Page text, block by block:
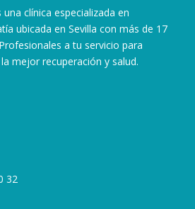
clínica especializada en
ubicada en Sevilla con más de 17
a tu servicio para
mejor recuperación y salud.
32